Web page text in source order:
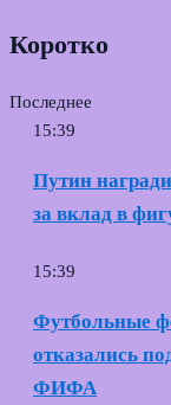
Коротко
Последнее
15:39
Путин
за вклад в
15:39
Футбольные
отказались
ФИФА